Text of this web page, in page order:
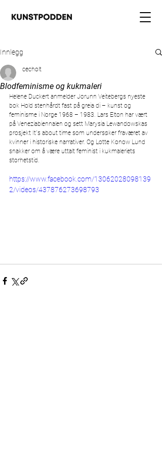
Innlegg
Blodfeminisme og kukmaleri
cecholt
Helene Duckert anmelder Jorunn Veitebergs nyeste
bok Hold stenhårdt fast på greia di – kunst og
feminisme i Norge 1968 – 1983. Lars Elton har vært
på Veneziabiennalen og sett Marysia Lewandowskas
prosjekt It´s about time som undersøker fraværet av
kvinner i historiske narrativer. Og Lotte Konow Lund
snakker om å være uttalt feminist i kukmaleriets
storhetstid.
https://www.facebook.com/13062028098139
2/videos/437876273698793